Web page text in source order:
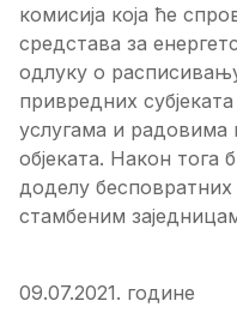
комисија која ће
средстава за
одлуку о
привредних
услугама и радовима
објеката. Након тога
доделу
стамбеним
09.07.2021. године